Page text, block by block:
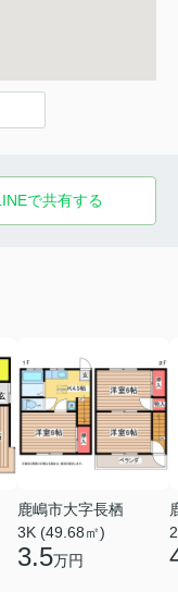
で共有する
鹿嶋市大字長栖
3K (49.68㎡)
3.5万円